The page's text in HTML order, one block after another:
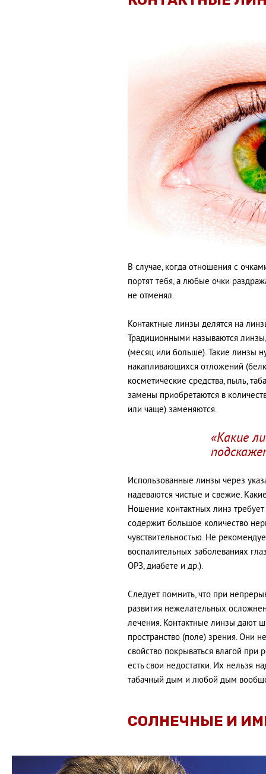
В случае, когда отношения с
портят тебя, а любые очки
не отменял.
Контактные линзы делятся на
Традиционными называются
(месяц или больше). Такие линзы
накапливающихся отложений
косметические средства, пыль,
замены приобретаются в
или чаще) заменяются.
«Какие
Использованные линзы через
надеваются чистые и свежие.
Ношение контактных линз
содержит большое количество
чувствительностью. Не
воспалительных заболеваниях
ОРЗ, диабете и др.).
Следует помнить, что при
развития нежелательных
лечения. Контактные линзы дают
пространство (поле) зрения. Они
свойство покрываться влагой
есть свои недостатки. Их нельзя
табачный дым и любой дым
СОЛНЕЧНЫЕ И